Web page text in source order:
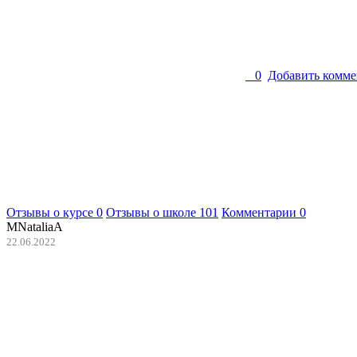
0 Добавить
Отзывы о курсе 0 Отзывы о школе 101 Комментарии 0
MNataliaA
22.06.2022